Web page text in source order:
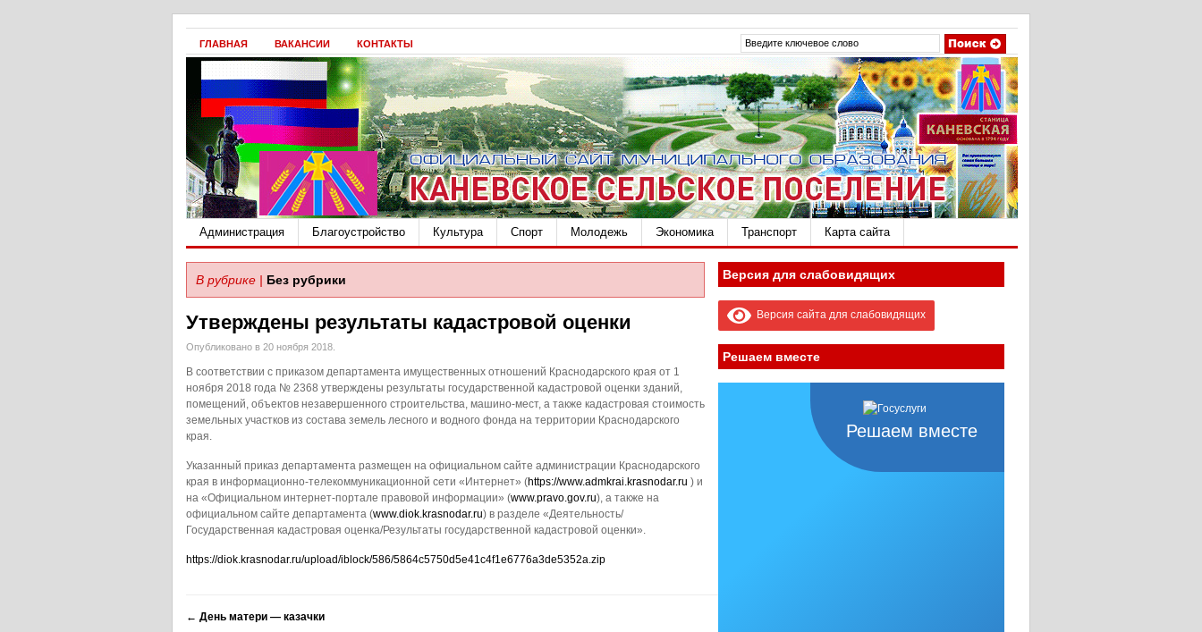
ГЛАВНАЯ ВАКАНСИИ КОНТАКТЫ
Администрация Благоустройство Культура Спорт Молодежь Экономика Транспорт Карта сайта
В рубрике | Без рубрики
Утверждены результаты кадастровой оценки
Опубликовано в 20 ноября 2018.
В соответствии с приказом департамента имущественных отношений Краснодарского края от 1
ноября 2018 года № 2368 утверждены результаты государственной кадастровой оценки зданий,
помещений, объектов незавершенного строительства, машино-мест, а также кадастровая стоимость
земельных участков из состава земель лесного и водного фонда на территории Краснодарского
края.
Указанный приказ департамента размещен на официальном сайте администрации Краснодарского
края в информационно-телекоммуникационной сети «Интернет» (https://www.admkrai.krasnodar.ru ) и
на «Официальном интернет-портале правовой информации» (www.pravo.gov.ru), а также на
официальном сайте департамента (www.diok.krasnodar.ru) в разделе «Деятельность/
Государственная кадастровая оценка/Результаты государственной кадастровой оценки».
https://diok.krasnodar.ru/upload/iblock/586/5864c5750d5e41c4f1e6776a3de5352a.zip
← День матери — казачки
Версия для слабовидящих
Версия сайта для слабовидящих
Решаем вместе
Решаем вместе